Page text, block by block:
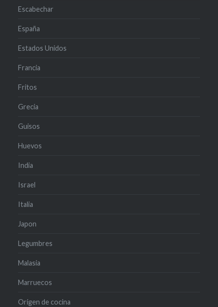
Escabechar
España
Estados Unidos
Francia
Fritos
Grecia
Guisos
Huevos
India
Israel
Italia
Japon
Legumbres
Malasia
Marruecos
Origen de cocina